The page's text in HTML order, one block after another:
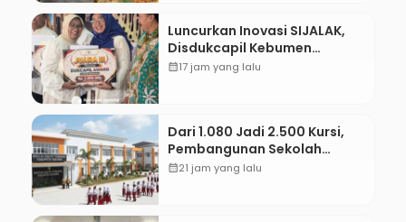
Luncurkan Inovasi SIJALAK,
Disdukcapil Kebumen
Perkuat Jejaring Literasi
calendar_month17 jam yang lalu
Dari 1.080 Jadi 2.500 Kursi,
Pembangunan Sekolah
Rakyat Kebumen Ditargetkan
calendar_month21 jam yang lalu